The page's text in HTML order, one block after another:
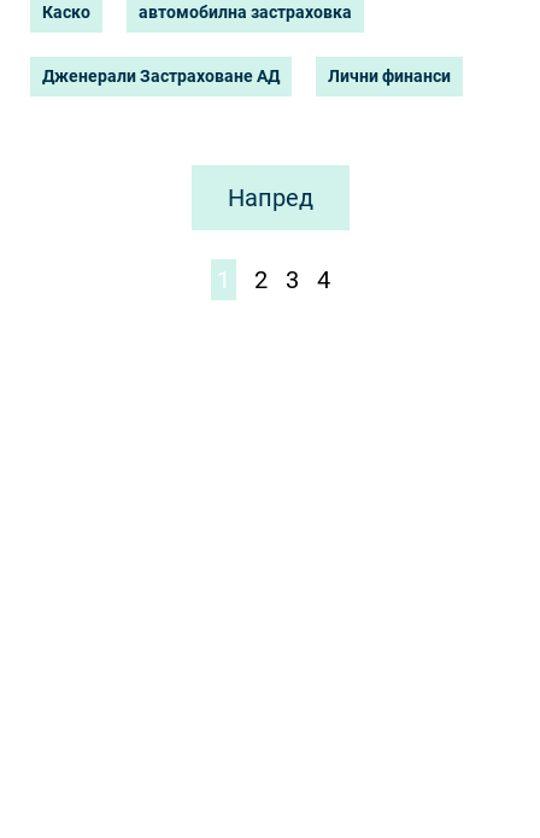
Каско автомобилна застраховка
Дженерали Застраховане АД Лични финанси
Напред
1 2 3 4